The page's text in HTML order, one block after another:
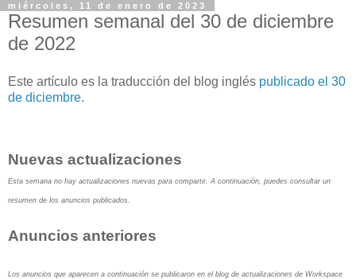
miércoles, 11 de enero de 2023
Resumen semanal del 30 de diciembre
de 2022
Este artículo es la traducción del blog inglés publicado el 30
de diciembre.
Nuevas actualizaciones
Esta semana no hay actualizaciones nuevas para compartir. A continuación, puedes consultar un
resumen de los anuncios publicados.
Anuncios anteriores
Los anuncios que aparecen a continuación se publicaron en el blog de actualizaciones de Workspace